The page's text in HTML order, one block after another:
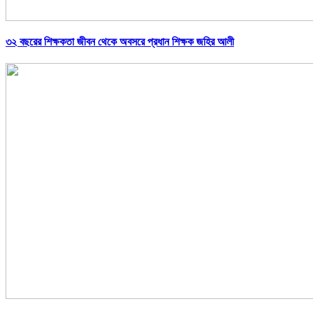
৩২ বছরের শিক্ষকতা জীবন থেকে অবসরে প্রধান শিক্ষক জহির আলী